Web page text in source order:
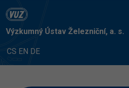
Výzkumný Ústav Železniční, a. s.
CS EN DE